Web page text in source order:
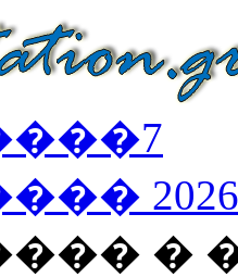
7
2026
�